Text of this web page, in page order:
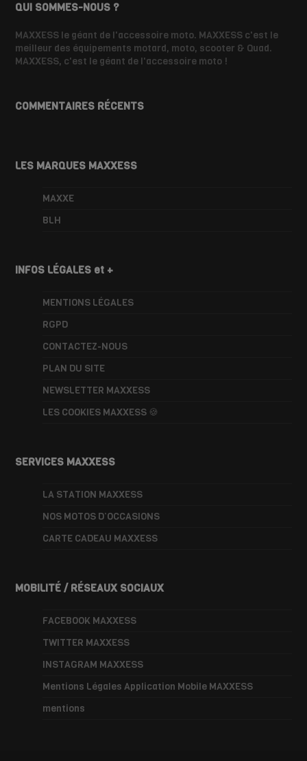
QUI SOMMES-NOUS ?
MAXXESS le géant de l'accessoire moto. MAXXESS c'est le
meilleur des équipements motard, moto, scooter & Quad.
MAXXESS, c'est le géant de l'accessoire moto !
COMMENTAIRES RÉCENTS
LES MARQUES MAXXESS
MAXXE
BLH
INFOS LÉGALES et +
MENTIONS LÉGALES
RGPD
CONTACTEZ-NOUS
PLAN DU SITE
NEWSLETTER MAXXESS
LES COOKIES MAXXESS 🍪
SERVICES MAXXESS
LA STATION MAXXESS
NOS MOTOS D’OCCASIONS
CARTE CADEAU MAXXESS
MOBILITÉ / RÉSEAUX SOCIAUX
FACEBOOK MAXXESS
TWITTER MAXXESS
INSTAGRAM MAXXESS
Mentions Légales Application Mobile MAXXESS
mentions